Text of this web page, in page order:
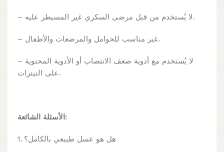
– لا يُستخدم من قبل مرضى السكري غير المسيطر عليه.
– غير مناسب للحوامل والمرضعات والأطفال.
– لا يُستخدم مع أدوية ضعف الانتصاب أو الأدوية المحتوية
على النيترات.
الأسئلة الشائعة:
1. هل هو عسل طبيعي بالكامل؟